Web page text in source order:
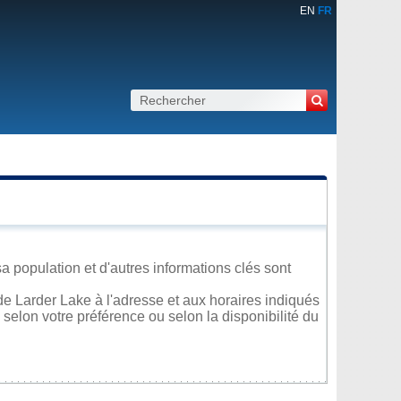
EN FR
population et d'autres informations clés sont
Larder Lake à l'adresse et aux horaires indiqués
votre préférence ou selon la disponibilité du